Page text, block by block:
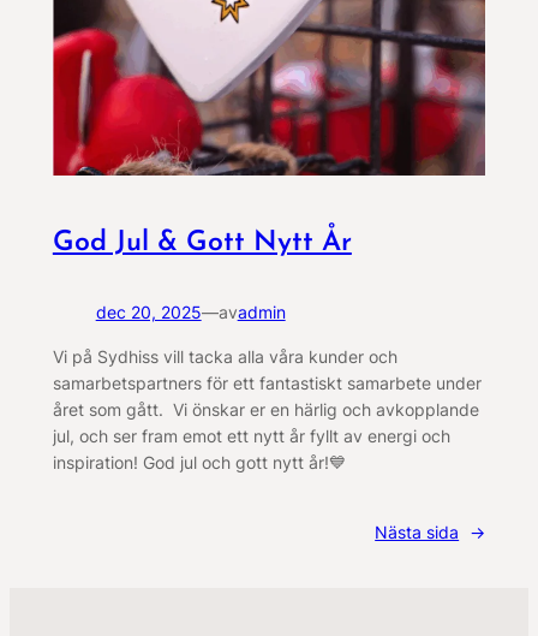
God Jul & Gott Nytt År
dec 20, 2025—avadmin
Vi på Sydhiss vill tacka alla våra kunder och
samarbetspartners för ett fantastiskt samarbete under
året som gått. Vi önskar er en härlig och avkopplande
jul, och ser fram emot ett nytt år fyllt av energi och
inspiration! God jul och gott nytt år!💙
Nästa sida →